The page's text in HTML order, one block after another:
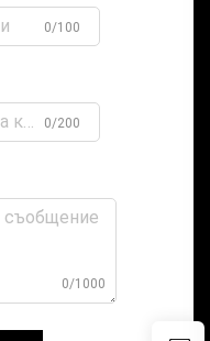
0/100
0/200
0/1000